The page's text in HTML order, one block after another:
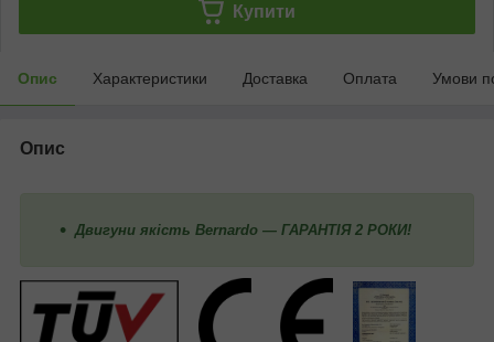
Купити
Опис Характеристики Доставка Оплата Умови
Опис
Двигуни якість Bernardo — ГАРАНТІЯ 2 РОКИ!